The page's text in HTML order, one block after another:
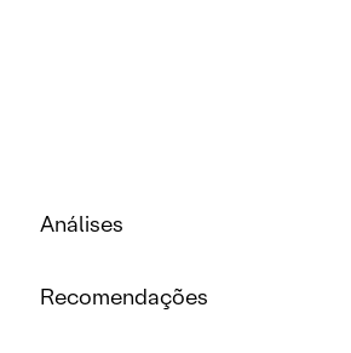
Análises
Recomendações